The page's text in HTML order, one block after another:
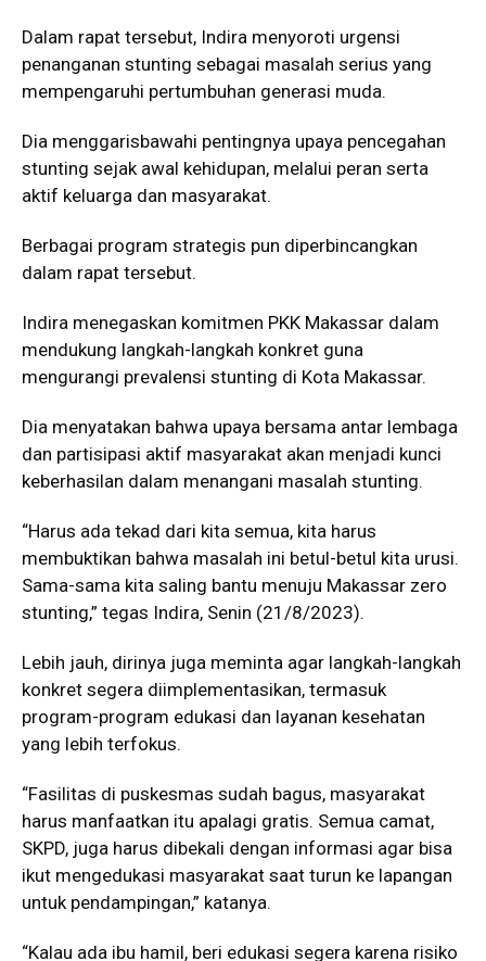
Dalam rapat tersebut, Indira menyoroti urgensi
penanganan stunting sebagai masalah serius yang
mempengaruhi pertumbuhan generasi muda.
Dia menggarisbawahi pentingnya upaya pencegahan
stunting sejak awal kehidupan, melalui peran serta
aktif keluarga dan masyarakat.
Berbagai program strategis pun diperbincangkan
dalam rapat tersebut.
Indira menegaskan komitmen PKK Makassar dalam
mendukung langkah-langkah konkret guna
mengurangi prevalensi stunting di Kota Makassar.
Dia menyatakan bahwa upaya bersama antar lembaga
dan partisipasi aktif masyarakat akan menjadi kunci
keberhasilan dalam menangani masalah stunting.
“Harus ada tekad dari kita semua, kita harus
membuktikan bahwa masalah ini betul-betul kita urusi.
Sama-sama kita saling bantu menuju Makassar zero
stunting,” tegas Indira, Senin (21/8/2023).
Lebih jauh, dirinya juga meminta agar langkah-langkah
konkret segera diimplementasikan, termasuk
program-program edukasi dan layanan kesehatan
yang lebih terfokus.
“Fasilitas di puskesmas sudah bagus, masyarakat
harus manfaatkan itu apalagi gratis. Semua camat,
SKPD, juga harus dibekali dengan informasi agar bisa
ikut mengedukasi masyarakat saat turun ke lapangan
untuk pendampingan,” katanya.
“Kalau ada ibu hamil, beri edukasi segera karena risiko